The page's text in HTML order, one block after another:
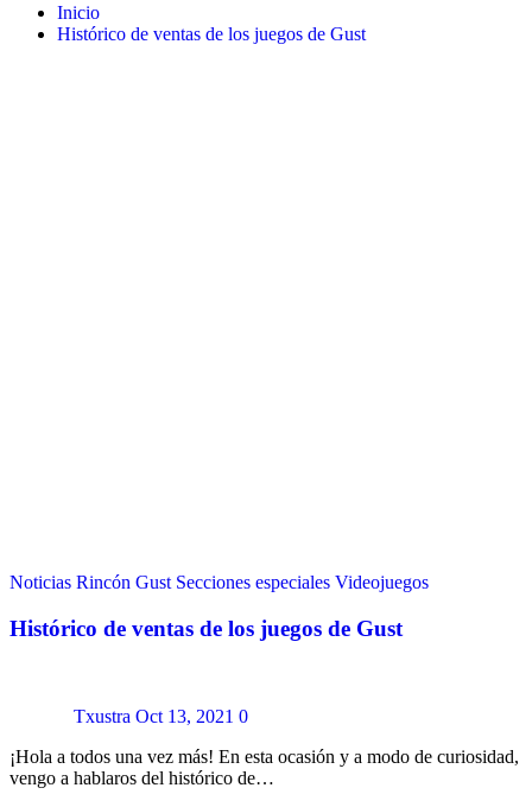
Inicio
Histórico de ventas de los juegos de Gust
Noticias Rincón Gust Secciones especiales Videojuegos
Histórico de ventas de los juegos de Gust
Txustra Oct 13, 2021 0
¡Hola a todos una vez más! En esta ocasión y a modo de curiosidad,
vengo a hablaros del histórico de…